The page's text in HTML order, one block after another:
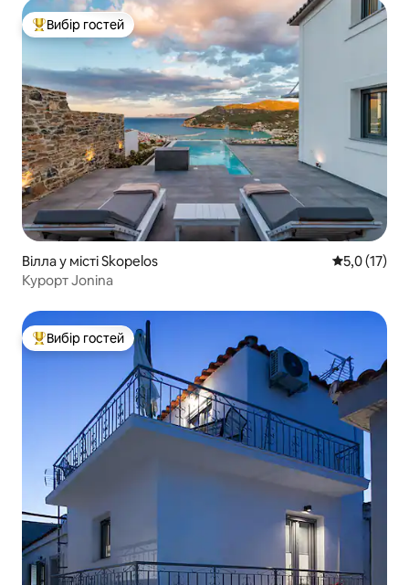
Топ вибір гостей
Вибір гостей
Вілла у місті Skopelos Середня
5,0 (17)
Курорт Jonina
Топ вибір гостей
Вибір гостей